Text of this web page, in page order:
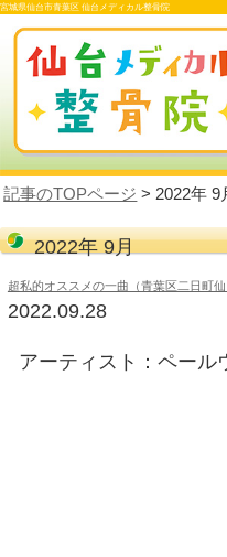
宮城県仙台市青葉区 仙台メディカル整
記事のTOPページ>
2022年 9月